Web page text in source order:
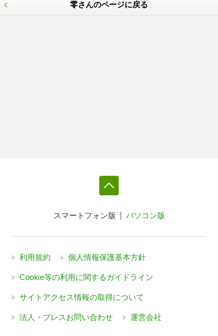
零さんのページに戻る
スマートフォン版 パソコン版
利用規約 個人情報保護基本方針
Cookie等の利用に関するガイドライン
サイトアクセス情報の取得について
法人・プレスお問い合わせ 運営会社